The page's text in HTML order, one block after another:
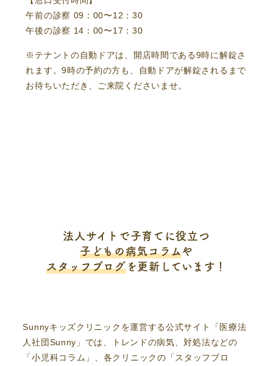
午前の診察 09：00〜12：30
午後の診察 14：00〜17：30
※テナントの自動ドアは、開店時間である9時に解錠さ
れます。9時の予約の方も、自動ドアが解錠されるまで
お待ちいただき、ご来院くださいませ。
法人サイトで子育てに役立つ
子どもの病気コラムや
スタッフブログを更新しています！
Sunnyキッズクリニックを運営する公式サイト「医療法
人社団Sunny」では、トレンドの病気、対処法などの
「小児科コラム」、各クリニックの「スタッフブロ